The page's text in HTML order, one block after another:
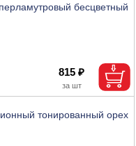
бесцветный
815 ₽
тонированный орех